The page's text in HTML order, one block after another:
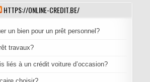
HTTPS://ONLINE-CREDIT.BE/
un bien pour un prêt personnel?
travaux?
liés à un crédit voiture d’occasion?